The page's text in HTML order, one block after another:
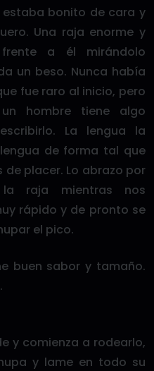
bonito de cara y
Una raja enorme y
a él mirándolo
un beso. Nunca había
fue raro al inicio, pero
hombre tiene algo
La lengua la
de forma tal que
placer. Lo abrazo por
raja mientras nos
rápido y de pronto se
el pico.
buen sabor y tamaño.
y comienza a rodearlo,
y lame en todo su